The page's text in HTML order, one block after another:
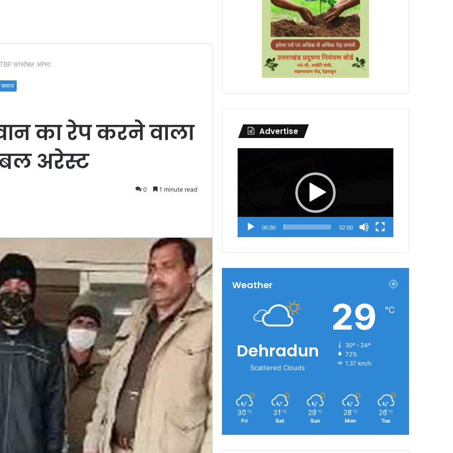
कांस्टेबल अरेस्ट
समाज
का रेप करने वाला
अरेस्ट
0 1 minute read
Advertise
00:00 02:00
Weather
Dehradun
Scattered Clouds
29 ℃
30º - 24º
72%
1.37 km/h
30 ℃
Fri
31 ℃
Sat
29 ℃
Sun
28 ℃
Mon
26 ℃
Tue